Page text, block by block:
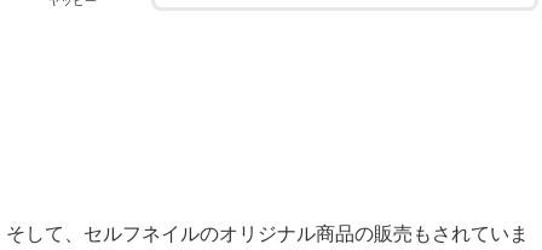
そして、セルフネイルのオリジナル商品の販売もされていま